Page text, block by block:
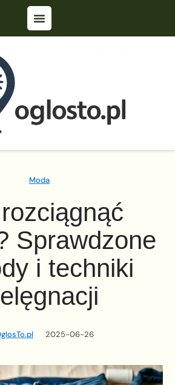
Moda
Sprawdzone
i techniki
2025-06-26